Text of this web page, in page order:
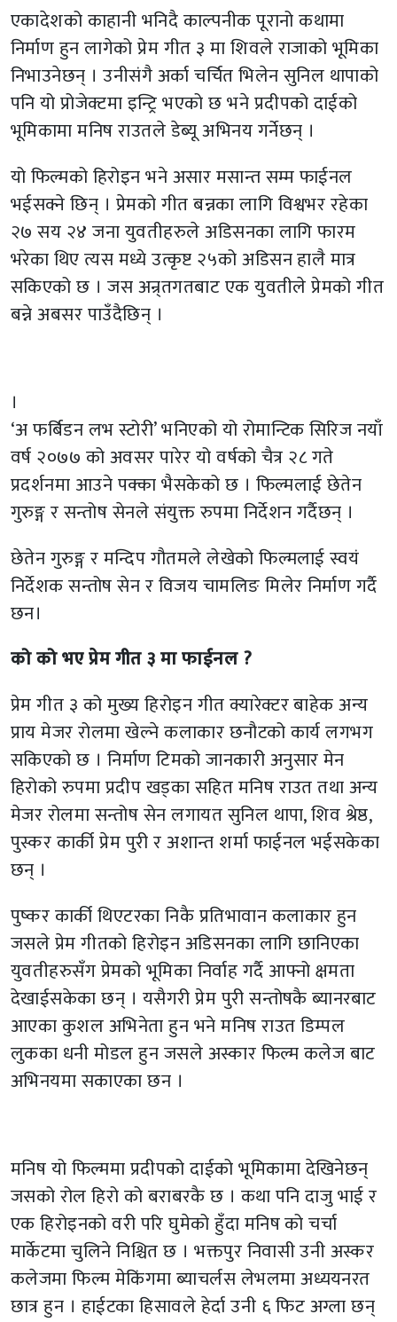
एकादेशको काहानी भनिदै काल्पनीक पूरानो कथामा
निर्माण हुन लागेको प्रेम गीत ३ मा शिवले राजाको भूमिका
निभाउनेछन् । उनीसंगै अर्का चर्चित भिलेन सुनिल थापाको
पनि यो प्रोजेक्टमा इन्ट्रि भएको छ भने प्रदीपको दाईको
भूमिकामा मनिष राउतले डेब्यू अभिनय गर्नेछन् ।
यो फिल्मको हिरोइन भने असार मसान्त सम्म फाईनल
भईसक्ने छिन् । प्रेमको गीत बन्नका लागि विश्वभर रहेका
२७ सय २४ जना युवतीहरुले अडिसनका लागि फारम
भरेका थिए त्यस मध्ये उत्कृष्ट २५को अडिसन हालै मात्र
सकिएको छ । जस अन्र्तगतबाट एक युवतीले प्रेमको गीत
बन्ने अबसर पाउँदैछिन् ।
।
‘अ फर्बिडन लभ स्टोरी’ भनिएको यो रोमान्टिक सिरिज नयाँ
वर्ष २०७७ को अवसर पारेर यो वर्षको चैत्र २८ गते
प्रदर्शनमा आउने पक्का भैसकेको छ । फिल्मलाई छेतेन
गुरुङ्ग र सन्तोष सेनले संयुक्त रुपमा निर्देशन गर्दैछन् ।
छेतेन गुरुङ्ग र मन्दिप गौतमले लेखेको फिल्मलाई स्वयं
निर्देशक सन्तोष सेन र विजय चामलिङ मिलेर निर्माण गर्दै
छन।
को को भए प्रेम गीत ३ मा फाईनल ?
प्रेम गीत ३ को मुख्य हिरोइन गीत क्यारेक्टर बाहेक अन्य
प्राय मेजर रोलमा खेल्ने कलाकार छनौटको कार्य लगभग
सकिएको छ । निर्माण टिमको जानकारी अनुसार मेन
हिरोको रुपमा प्रदीप खड्का सहित मनिष राउत तथा अन्य
मेजर रोलमा सन्तोष सेन लगायत सुनिल थापा, शिव श्रेष्ठ,
पुस्कर कार्की प्रेम पुरी र अशान्त शर्मा फाईनल भईसकेका
छन् ।
पुष्कर कार्की थिएटरका निकै प्रतिभावान कलाकार हुन
जसले प्रेम गीतको हिरोइन अडिसनका लागि छानिएका
युवतीहरुसँग प्रेमको भूमिका निर्वाह गर्दै आफ्नो क्षमता
देखाईसकेका छन् । यसैगरी प्रेम पुरी सन्तोषकै ब्यानरबाट
आएका कुशल अभिनेता हुन भने मनिष राउत डिम्पल
लुकका धनी मोडल हुन जसले अस्कार फिल्म कलेज बाट
अभिनयमा सकाएका छन ।
मनिष यो फिल्ममा प्रदीपको दाईको भूमिकामा देखिनेछन्
जसको रोल हिरो को बराबरकै छ । कथा पनि दाजु भाई र
एक हिरोइनको वरी परि घुमेको हुँदा मनिष को चर्चा
मार्केटमा चुलिने निश्चित छ । भक्तपुर निवासी उनी अस्कर
कलेजमा फिल्म मेकिंगमा ब्याचर्लस लेभलमा अध्ययनरत
छात्र हुन । हाईटका हिसावले हेर्दा उनी ६ फिट अग्ला छन्